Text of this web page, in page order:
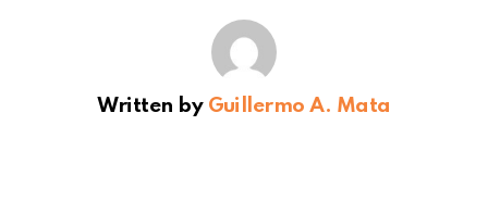
Written by Guillermo A. Mata